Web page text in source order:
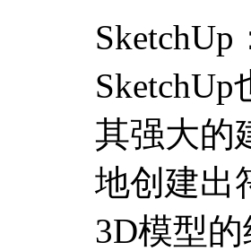
其强大的
地创建出
3D模型